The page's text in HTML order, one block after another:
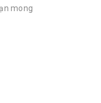
mong